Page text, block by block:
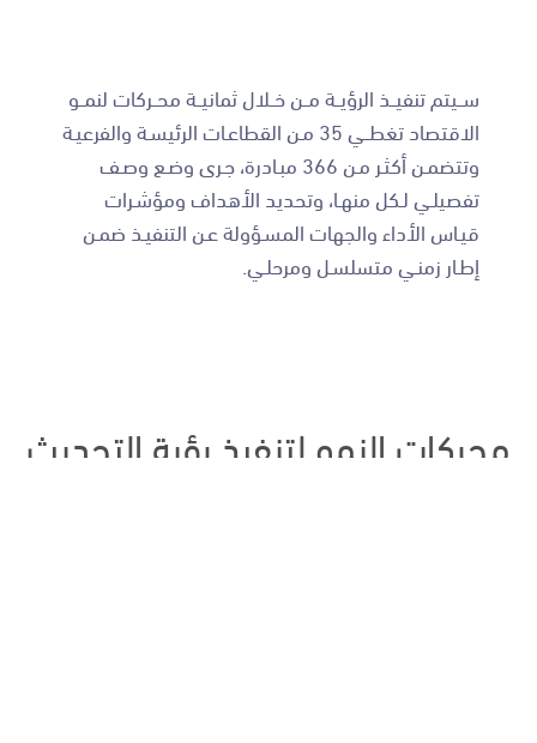
ســيتم تنفيــذ الرؤيــة مــن خــلال ثمانيــة محــركات لنمــو
الاقتصاد تغطــي 35 مـن القطاعـات الرئيسـة والفرعيـة
وتتضمـن أكثـر مـن 366 مبـادرة، جـرى وضـع وصـف
تفصيلـي لـكل منهـا، وتحديد الأهداف ومؤشـرات
قيـاس الأداء والجهات المسـؤولة عـن التنفيـذ ضمـن
إطـار زمنـي متسلسـل ومرحلـي.
محركات النمو لتنفيذ رؤية التحديث